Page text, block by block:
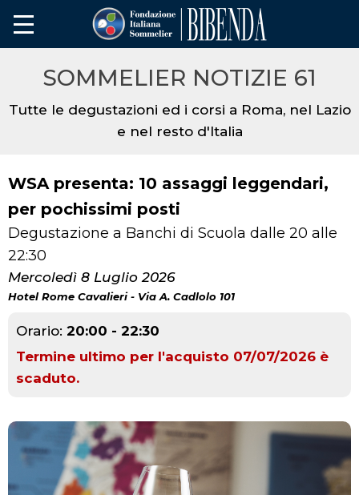
SOMMELIER NOTIZIE 61
Tutte le degustazioni ed i corsi a Roma, nel Lazio
e nel resto d'Italia
WSA presenta: 10 assaggi leggendari,
per pochissimi posti
Degustazione a Banchi di Scuola dalle 20 alle
22:30
Mercoledì 8 Luglio 2026
Hotel Rome Cavalieri - Via A. Cadlolo 101
Orario: 20:00 - 22:30
Termine ultimo per l'acquisto 07/07/2026 è
scaduto.